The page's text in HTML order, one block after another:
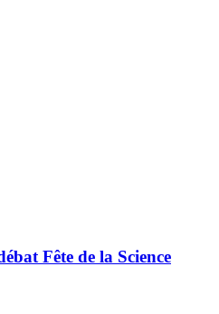
Fête de la Science